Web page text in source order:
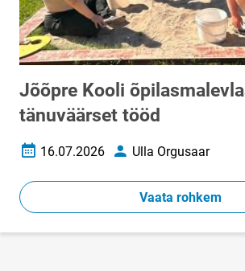
Jõõpre Kooli
tänuväärset tööd
Loomise kuupäev
16.07.2026 AutorUlla Orgusaar
Vaata rohkem